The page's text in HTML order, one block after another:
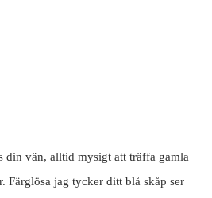
din vän, alltid mysigt att träffa gamla
Färglösa jag tycker ditt blå skåp ser